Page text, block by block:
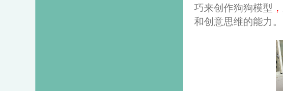
巧来创作狗狗模型 ，
和创意思维的能力。